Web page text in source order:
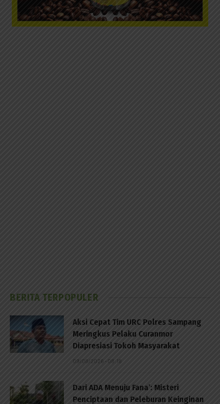
BERITA TERPOPULER
Aksi Cepat Tim URC Polres Sampang
Meringkus Pelaku Curanmor
Diapresiasi Tokoh Masyarakat
09/08/2026 - 08:18
Dari ADA Menuju Fana’: Misteri
Penciptaan dan Peleburan Keinginan